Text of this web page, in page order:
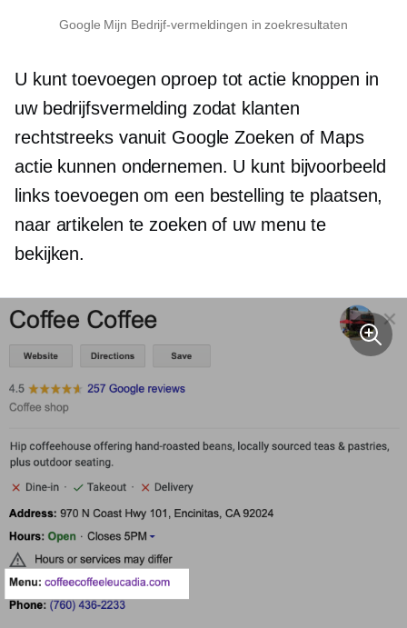
Google Mijn Bedrijf-vermeldingen in zoekresultaten
U kunt toevoegenoproep tot actieknoppen in
uw bedrijfsvermelding zodat klanten
rechtstreeks vanuit Google Zoeken of Maps
actie kunnen ondernemen. U kunt bijvoorbeeld
links toevoegen om een ​​bestelling te plaatsen,
naar artikelen te zoeken of uw menu te
bekijken.